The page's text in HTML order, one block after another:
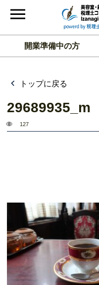
開業準備中の方
トップに戻る
29689935_m
127